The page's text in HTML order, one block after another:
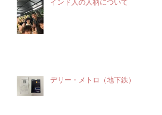
インド人の人柄について
デリー・メトロ（地下鉄）